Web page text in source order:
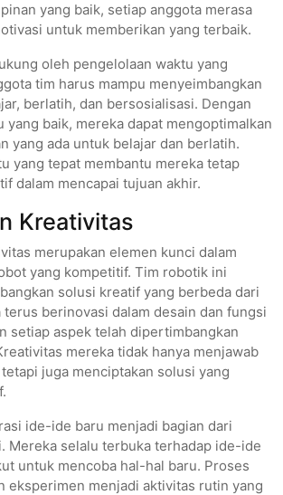
yang baik, setiap anggota merasa
untuk memberikan yang terbaik.
oleh pengelolaan waktu yang
tim harus mampu menyeimbangkan
berlatih, dan bersosialisasi. Dengan
yang baik, mereka dapat mengoptimalkan
yang ada untuk belajar dan berlatih.
yang tepat membantu mereka tetap
dalam mencapai tujuan akhir.
Kreativitas
merupakan elemen kunci dalam
yang kompetitif. Tim robotik ini
solusi kreatif yang berbeda dari
terus berinovasi dalam desain dan fungsi
setiap aspek telah dipertimbangkan
mereka tidak hanya menjawab
juga menciptakan solusi yang
ide-ide baru menjadi bagian dari
Mereka selalu terbuka terhadap ide-ide
untuk mencoba hal-hal baru. Proses
eksperimen menjadi aktivitas rutin yang